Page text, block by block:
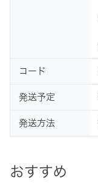
おすすめ
コード
発送予定
発送方法